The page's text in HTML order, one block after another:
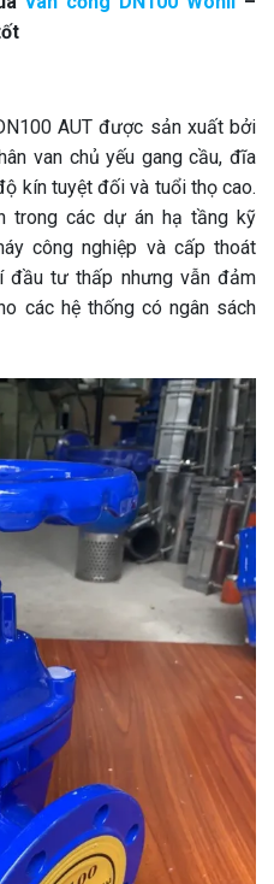
AUT được sản xuất bởi
van chủ yếu gang cầu, đĩa
kín tuyệt đối và tuổi thọ cao.
trong các dự án hạ tầng kỹ
công nghiệp và cấp thoát
đầu tư thấp nhưng vẫn đảm
các hệ thống có ngân sách